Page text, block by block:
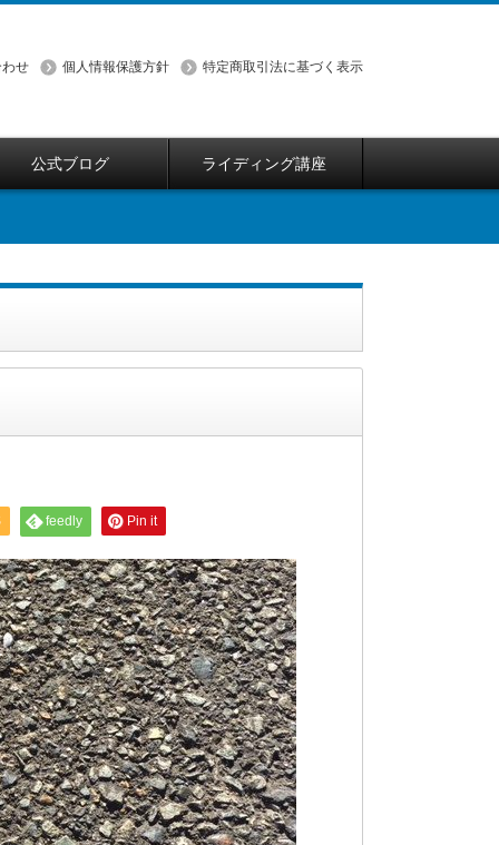
せ 個人情報保護方針 特定商取引法に基づく表示
公式ブログ ライディング講座
feedly Pin it